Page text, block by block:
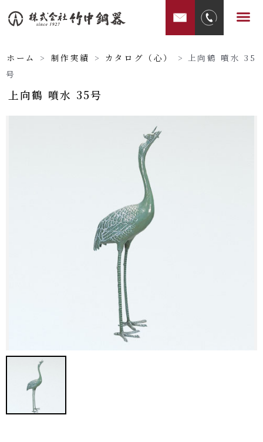
容
ス
キ
メ
ー
ホーム > 制作実績 > カタログ（心） >
上向鶴 噴水 35
号
上向鶴 噴水 35号